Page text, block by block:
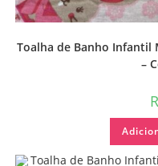
Toalha de Banho Infantil
–